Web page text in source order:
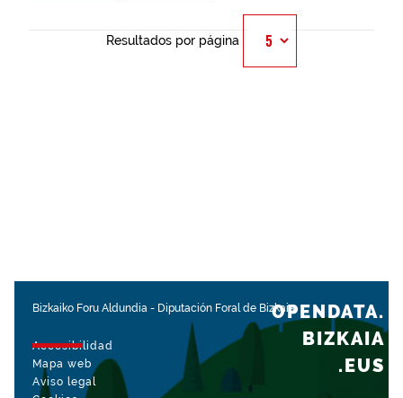
Resultados por página
Bizkaiko Foru Aldundia - Diputación Foral de Bizkaia
Accesibilidad
Mapa web
Aviso legal
OPENDATA.
BIZKAIA
.EUS